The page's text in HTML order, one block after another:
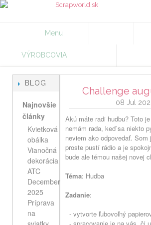
Menu
VÝROBCOVIA
Challenge
08 Jul
Akú máte radi hudbu? Toto
nemám rada, keď sa niekto
neviem ako odpovedať.
proste pustí rádio a je
bude ale témou našej novej
Téma: Hudba
Zadanie:
- vytvorte ľubovoľný
BLOG
Najnovšie
články
Kvietková
obálka
Vianočná
dekorácia
ATC
December
2025
Príprava
na